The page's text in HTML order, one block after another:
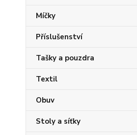
Míčky
Příslušenství
Tašky a pouzdra
Textil
Obuv
Stoly a síťky